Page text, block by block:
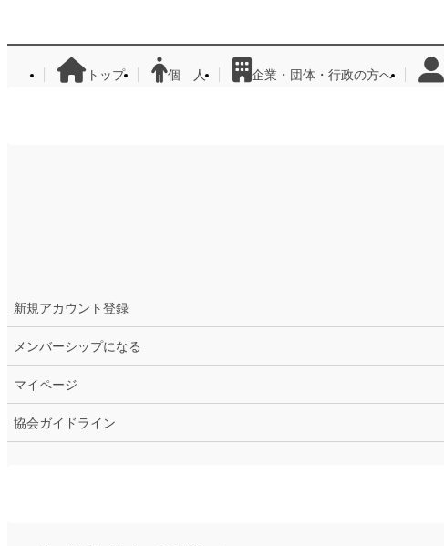
トップ 個 人 企業・団体・行政の方へ
新規アカウント登録
メンバーシップになる
マイページ
協会ガイドライン